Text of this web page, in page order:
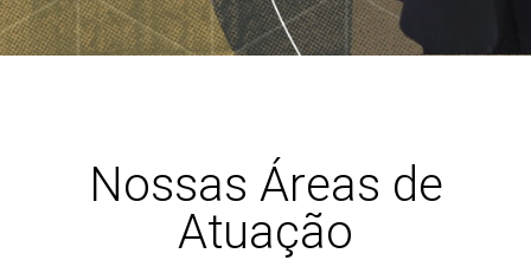
Nossas Áreas de
Atuação